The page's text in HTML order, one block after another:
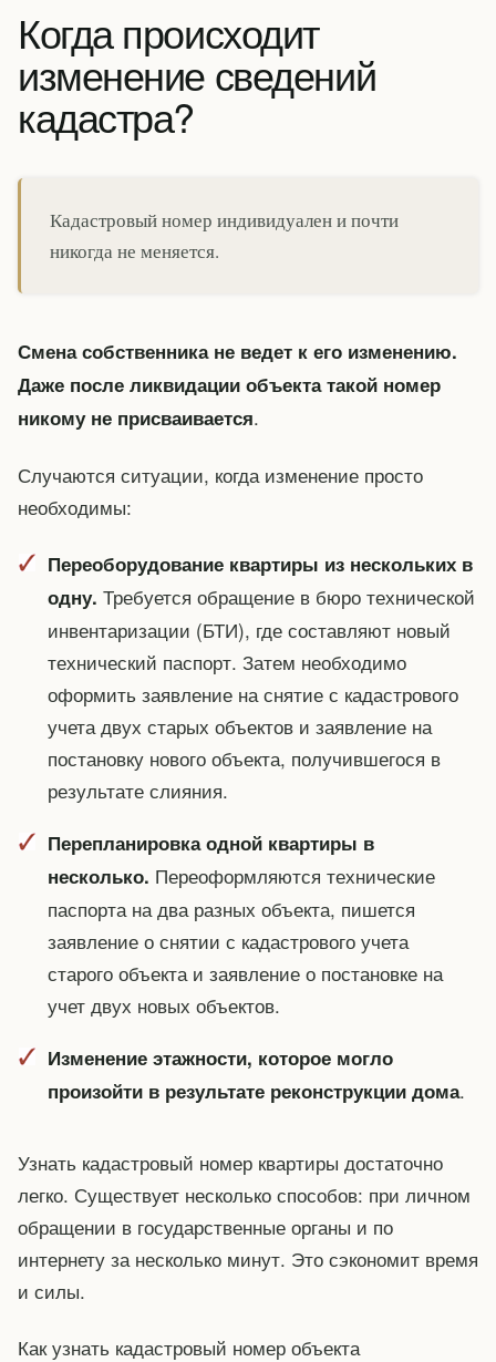
Когда происходит
изменение сведений
кадастра?
Кадастровый номер индивидуален и почти
никогда не меняется.
Смена собственника не ведет к его изменению.
Даже после ликвидации объекта такой номер
никому не присваивается.
Случаются ситуации, когда изменение просто
необходимы:
Переоборудование квартиры из нескольких в
одну. Требуется обращение в бюро технической
инвентаризации (БТИ), где составляют новый
технический паспорт. Затем необходимо
оформить заявление на снятие с кадастрового
учета двух старых объектов и заявление на
постановку нового объекта, получившегося в
результате слияния.
Перепланировка одной квартиры в
несколько. Переоформляются технические
паспорта на два разных объекта, пишется
заявление о снятии с кадастрового учета
старого объекта и заявление о постановке на
учет двух новых объектов.
Изменение этажности, которое могло
произойти в результате реконструкции дома.
Узнать кадастровый номер квартиры достаточно
легко. Существует несколько способов: при личном
обращении в государственные органы и по
интернету за несколько минут. Это сэкономит время
и силы.
Как узнать кадастровый номер объекта